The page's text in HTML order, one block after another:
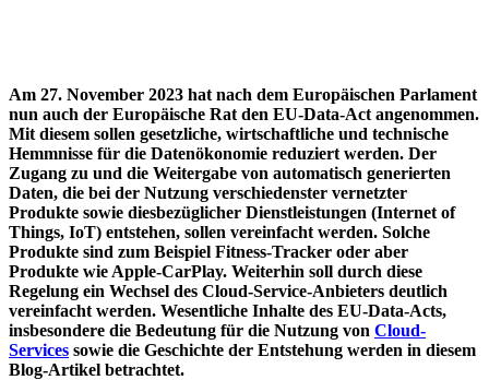
Am 27. November 2023 hat nach dem Europäischen Parlament
nun auch der Europäische Rat den EU-Data-Act angenommen.
Mit diesem sollen gesetzliche, wirtschaftliche und technische
Hemmnisse für die Datenökonomie reduziert werden. Der
Zugang zu und die Weitergabe von automatisch generierten
Daten, die bei der Nutzung verschiedenster vernetzter
Produkte sowie diesbezüglicher Dienstleistungen (Internet of
Things, IoT) entstehen, sollen vereinfacht werden. Solche
Produkte sind zum Beispiel Fitness-Tracker oder aber
Produkte wie Apple-CarPlay. Weiterhin soll durch diese
Regelung ein Wechsel des Cloud-Service-Anbieters deutlich
vereinfacht werden. Wesentliche Inhalte des EU-Data-Acts,
insbesondere die Bedeutung für die Nutzung von Cloud-
Services sowie die Geschichte der Entstehung werden in diesem
Blog-Artikel betrachtet.